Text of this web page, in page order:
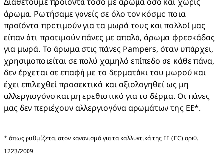
άρωμα. Ρωτήσαμε γονείς σε όλο τον κόσμο ποια
προϊόντα προτιμούν για τα μωρά τους και πολλοί μας
είπαν ότι προτιμούν πάνες με απαλό, άρωμα φρεσκάδας
για μωρά. Το άρωμα στις πάνες Pampers, όταν υπάρχει,
χρησιμοποιείται σε πολύ χαμηλό επίπεδο σε κάθε πάνα,
δεν έρχεται σε επαφή με το δερματάκι του μωρού και
έχει επιλεχθεί προσεκτικά και αξιολογηθεί ως μη
αλλεργιογόνο και μη ερεθιστικό για το δέρμα. Οι πάνες
μας δεν περιέχουν αλλεργιογόνα αρωμάτων της ΕΕ*.
* όπως ρυθμίζεται στον κανονισμό για τα καλλυντικά της ΕΕ (EC) αριθ.
1223/2009